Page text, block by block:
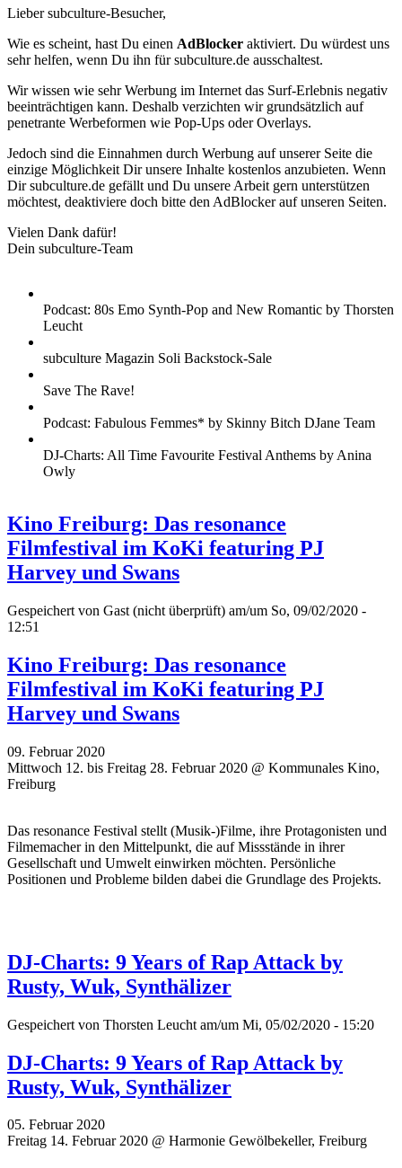
Lieber subculture-Besucher,
Wie es scheint, hast Du einen AdBlocker aktiviert. Du würdest uns
sehr helfen, wenn Du ihn für subculture.de ausschaltest.
Wir wissen wie sehr Werbung im Internet das Surf-Erlebnis negativ
beeinträchtigen kann. Deshalb verzichten wir grundsätzlich auf
penetrante Werbeformen wie Pop-Ups oder Overlays.
Jedoch sind die Einnahmen durch Werbung auf unserer Seite die
einzige Möglichkeit Dir unsere Inhalte kostenlos anzubieten. Wenn
Dir subculture.de gefällt und Du unsere Arbeit gern unterstützen
möchtest, deaktiviere doch bitte den AdBlocker auf unseren Seiten.
Vielen Dank dafür!
Dein subculture-Team
Podcast: 80s Emo Synth-Pop and New Romantic by Thorsten
Leucht
subculture Magazin Soli Backstock-Sale
Save The Rave!
Podcast: Fabulous Femmes* by Skinny Bitch DJane Team
DJ-Charts: All Time Favourite Festival Anthems by Anina
Owly
Kino Freiburg: Das resonance
Filmfestival im KoKi featuring PJ
Harvey und Swans
Gespeichert von Gast (nicht überprüft) am/um So, 09/02/2020 -
12:51
Kino Freiburg: Das resonance
Filmfestival im KoKi featuring PJ
Harvey und Swans
09. Februar 2020
Mittwoch 12. bis Freitag 28. Februar 2020 @ Kommunales Kino,
Freiburg
Das resonance Festival stellt (Musik-)Filme, ihre Protagonisten und
Filmemacher in den Mittelpunkt, die auf Missstände in ihrer
Gesellschaft und Umwelt einwirken möchten. Persönliche
Positionen und Probleme bilden dabei die Grundlage des Projekts.
DJ-Charts: 9 Years of Rap Attack by
Rusty, Wuk, Synthälizer
Gespeichert von Thorsten Leucht am/um Mi, 05/02/2020 - 15:20
DJ-Charts: 9 Years of Rap Attack by
Rusty, Wuk, Synthälizer
05. Februar 2020
Freitag 14. Februar 2020 @ Harmonie Gewölbekeller, Freiburg